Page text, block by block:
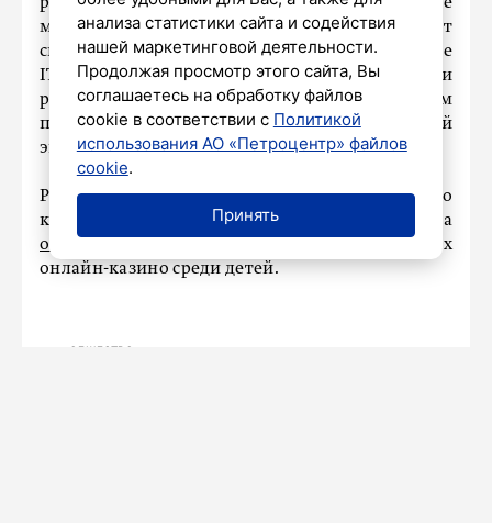
мероприятия, но также явно демонстрируют
свой бренд. «Яндекс» и другие отечественные
IT-компании должны предотвращать попытки
рекламировать ставки под благовидным
прикрытием, считают участники общественной
экспертизы.
Ранее «Петербургский дневник» писал о
крупном скандале, когда Екатерина Мизулина
обвинила
Егора Крида в рекламе украинских
онлайн-казино среди детей.
ОБЩЕСТВО
анализа статистики сайта и содействия
нашей маркетинговой деятельности.
Продолжая просмотр этого сайта, Вы
соглашаетесь на обработку файлов
cookie в соответствии с Политикой
использования АО «Петроцентр» файлов
cookie.
Принять